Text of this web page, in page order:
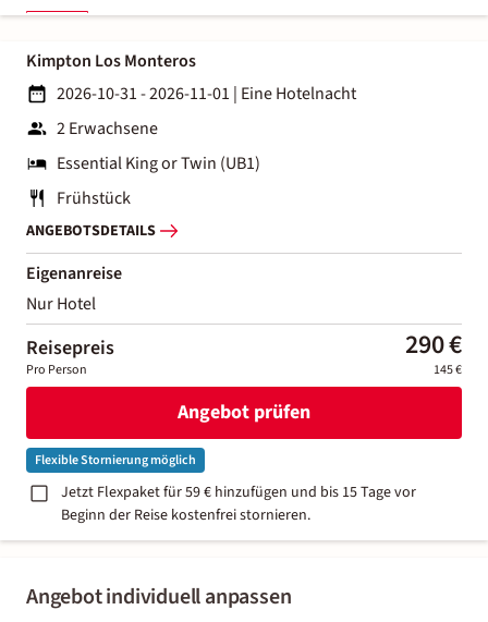
Angebot individuell anpassen
Kimpton Los Monteros
2026-10-31 - 2026-11-01 | Eine Hotelnacht
2 Erwachsene
Essential King or Twin (UB1)
Frühstück
ANGEBOTSDETAILS
Eigenanreise
Nur Hotel
Reisepreis 290 €
Pro Person 145 €
Angebot prüfen
Flexible Stornierung möglich
Jetzt Flexpaket für 59 € hinzufügen und bis 15 Tage vor
Beginn der Reise kostenfrei stornieren.